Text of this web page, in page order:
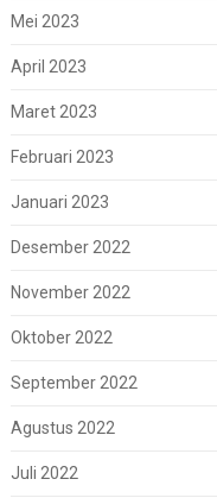
Mei 2023
April 2023
Maret 2023
Februari 2023
Januari 2023
Desember 2022
November 2022
Oktober 2022
September 2022
Agustus 2022
Juli 2022